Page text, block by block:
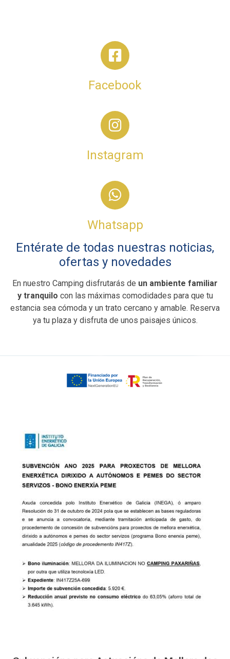
Facebook
Instagram
Whatsapp
Entérate de todas nuestras noticias,
ofertas y novedades
En nuestro Camping disfrutarás de un ambiente familiar
y tranquilo con las máximas comodidades para que tu
estancia sea cómoda y un trato cercano y amable. Reserva
ya tu plaza y disfruta de unos paisajes únicos.